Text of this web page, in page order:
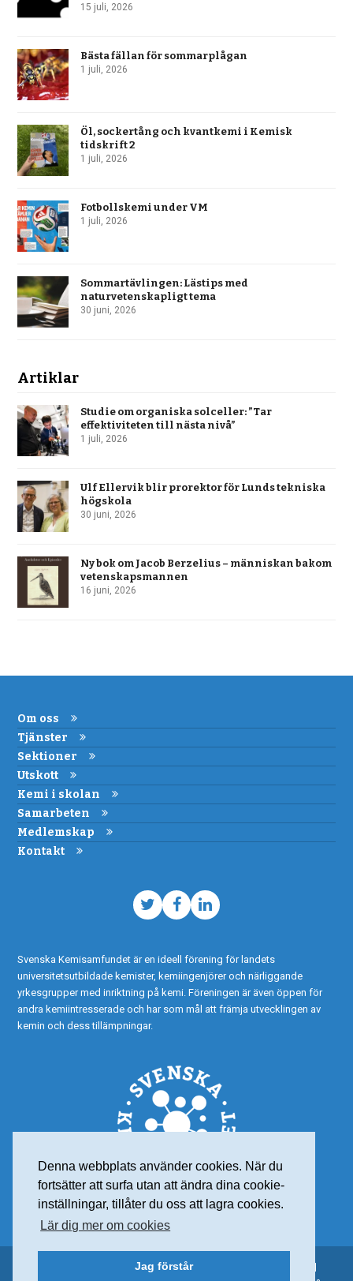
Denna webbplats använder cookies. När du
fortsätter att surfa utan att ändra dina cookie-
inställningar, tillåter du oss att lagra cookies.
Lär dig mer om cookies
Jag förstår
15 juli, 2026
Bästa fällan för sommarplågan
1 juli, 2026
Öl, sockertång och kvantkemi i Kemisk
tidskrift 2
1 juli, 2026
Fotbollskemi under VM
1 juli, 2026
Sommartävlingen: Lästips med
naturvetenskapligt tema
30 juni, 2026
Artiklar
Studie om organiska solceller: ”Tar
effektiviteten till nästa nivå”
1 juli, 2026
Ulf Ellervik blir prorektor för Lunds tekniska
högskola
30 juni, 2026
Ny bok om Jacob Berzelius – människan bakom
vetenskapsmannen
16 juni, 2026
Om oss
Tjänster
Sektioner
Utskott
Kemi i skolan
Samarbeten
Medlemskap
Kontakt
TwitterFacebook
LinkedIn
Svenska Kemisamfundet är en ideell förening för landets
universitetsutbildade kemister, kemiingenjörer och närliggande
yrkesgrupper med inriktning på kemi. Föreningen är även öppen för
andra kemiintresserade och har som mål att främja utvecklingen av
kemin och dess tillämpningar.
© 2015 Svenska Kemisamfundet – Alla rättigheter reserverade |